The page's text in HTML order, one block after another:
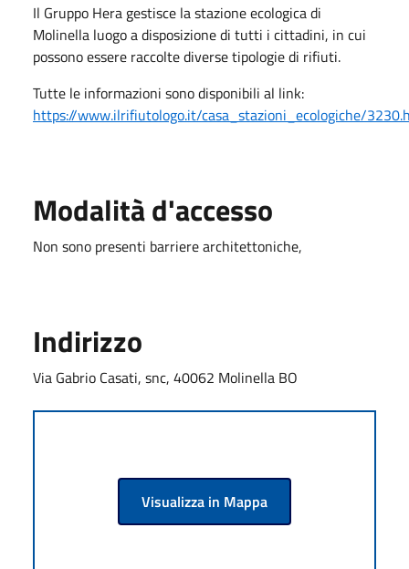
Il Gruppo Hera gestisce la stazione ecologica di
Molinella luogo a disposizione di tutti i cittadini, in cui
possono essere raccolte diverse tipologie di rifiuti.
Tutte le informazioni sono disponibili al link:
https://www.ilrifiutologo.it/casa_stazioni_ecologiche/
Modalità d'accesso
Non sono presenti barriere architettoniche,
Indirizzo
Via Gabrio Casati, snc, 40062 Molinella BO
Visualizza in Mappa